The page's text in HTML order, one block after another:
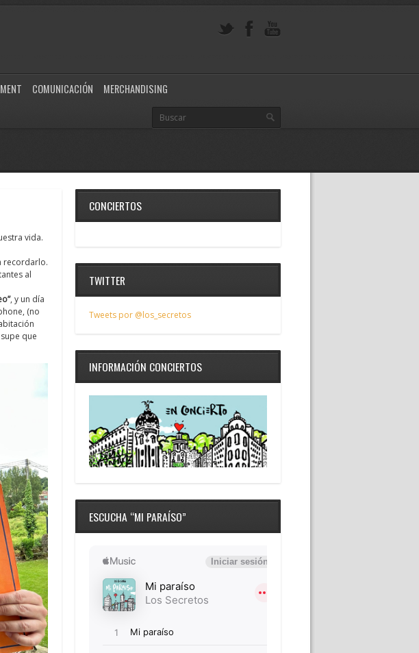
COMUNICACIÓN MERCHANDISING
vida.
recordarlo.
al
, y un día
(no
que
CONCIERTOS
TWITTER
Tweets por @los_secretos
INFORMACIÓN CONCIERTOS
ESCUCHA “MI PARAÍSO”